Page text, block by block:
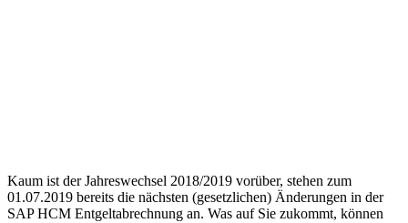
Kaum ist der Jahreswechsel 2018/2019 vorüber, stehen zum
01.07.2019 bereits die nächsten (gesetzlichen) Änderungen in der
SAP HCM Entgeltabrechnung an. Was auf Sie zukommt, können